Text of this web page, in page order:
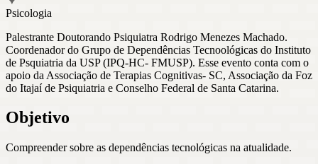
Psicologia
Palestrante Doutorando Psiquiatra Rodrigo Menezes Machado.
Coordenador do Grupo de Dependências Tecnoológicas do Instituto
de Psquiatria da USP (IPQ-HC- FMUSP). Esse evento conta com o
apoio da Associação de Terapias Cognitivas- SC, Associação da Foz
do Itajaí de Psiquiatria e Conselho Federal de Santa Catarina.
Objetivo
Compreender sobre as dependências tecnológicas na atualidade.